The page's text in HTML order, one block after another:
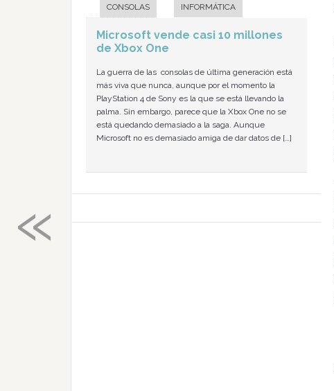
CONSOLAS INFORMÁTICA
Microsoft vende casi 10 millones
de Xbox One
La guerra de las consolas de última generación está
más viva que nunca, aunque por el momento la
PlayStation 4 de Sony es la que se está llevando la
palma. Sin embargo, parece que la Xbox One no se
está quedando demasiado a la saga. Aunque
Microsoft no es demasiado amiga de dar datos de […]
«